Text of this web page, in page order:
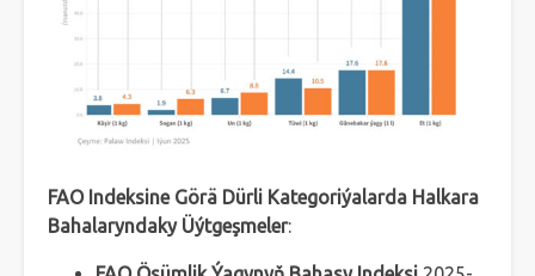
FAO Indeksine Görä Dürli Kategoriýalarda Halkara
Bahalaryndaky Üýtgeşmeler: